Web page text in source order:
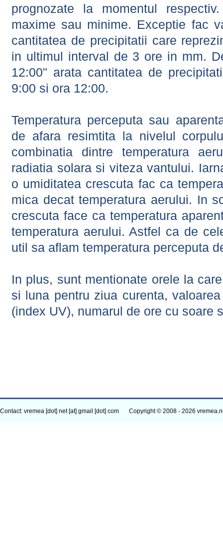
prognozate la momentul
maxime sau minime. Exceptie fac
cantitatea de precipitatii care
in ultimul interval de 3 ore in mm.
12:00" arata cantitatea de
9:00 si ora 12:00.
Temperatura perceputa sau
de afara resimtita la nivelul
combinatia dintre temperatura
radiatia solara si viteza vantului.
o umiditatea crescuta fac ca
mica decat temperatura aerului. In
crescuta face ca temperatura
temperatura aerului. Astfel ca de
util sa aflam temperatura perceputa
In plus, sunt mentionate orele la
si luna pentru ziua curenta,
(index UV), numarul de ore cu soare
Contact: vremea [dot] net [at] gmail [dot] com Copyright © 2008 - 2026